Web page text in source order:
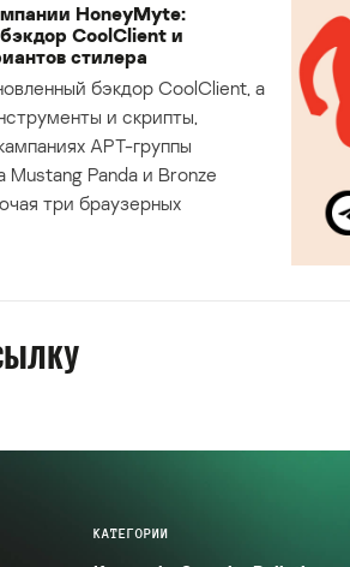
HoneyMyte:
CoolClient и
стилера
бэкдор CoolClient, а
и скрипты,
APT-группы
Mustang Panda и Bronze
три браузерных
КАТЕГОРИИ